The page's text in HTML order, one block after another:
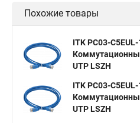
Похожие товары
ITK PC03-
UTP LSZH
ITK PC03-
UTP LSZH